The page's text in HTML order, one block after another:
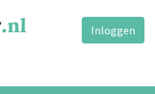
Inloggen